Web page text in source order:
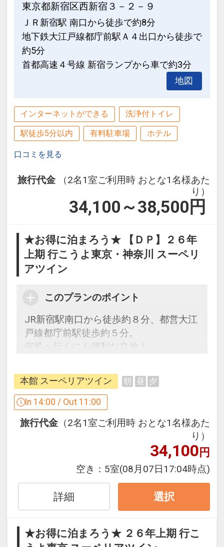
東京都新宿区西新宿３－２－９
ＪＲ新宿駅 南口から徒歩で約8分
地下鉄大江戸線都庁前駅Ａ４出口から徒歩で
約5分
首都高速４号線 新宿ランプから車で約3分
地図
インターネットができる 洗浄付トイレ
駅徒歩5分以内 有料駐車場 ホテル
口コミを見る
旅行代金
（2名1室ご利用時 おとな1名様あた
り）
34,100～38,500 円
★お得に泊まろう★ 【ＤＰ】２６年
上期 行こうよ東京・神奈川 スーペリ
アツイン
このプランのポイント
JR新宿駅南口から徒歩約８分、都営大江
戸線都庁前駅徒歩約５分。
何処へ行くにも便利な立地！
新宿ワシントンホテルのご紹介
◎ＪＲ新宿駅南口より徒歩約８分。
◎地下鉄大江戸線「都庁前駅」A4出口か
◇東京都庁の南隣に位置する都市型ホテ
◇エリア最大規模の1，617の客室を有し
◇25階のレストランからは新宿の夜景を
一望できます。
◇ホテルレストランに加え、ビル内には
あります。
本館 スーペリアツイン 朝 昼 夕
In 14:00 / Out 11:00
旅行代金 （2名1室ご利用時 おとな1名様あた
り）
34,100円
空き： 5室(08月07日17:04時点)
詳細 選択
★お得に泊まろう★ ２６年上期 行こ